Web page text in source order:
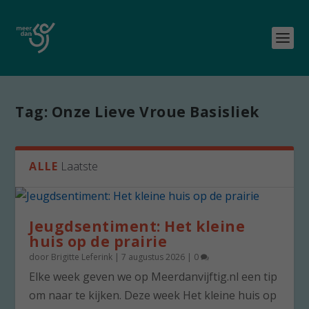
Tag: Onze Lieve Vroue Basisliek
ALLE Laatste
Jeugdsentiment: Het kleine
huis op de prairie
door Brigitte Leferink |7 augustus 2026 | 0
Elke week geven we op Meerdanvijftig.nl een tip
om naar te kijken. Deze week Het kleine huis op